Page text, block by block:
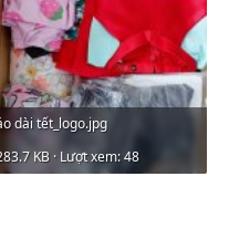
dài tết_logo.jpg
KB · Lượt xem: 48